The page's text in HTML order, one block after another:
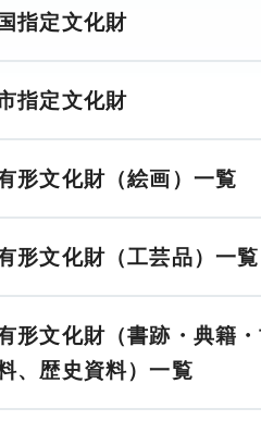
国指定文化財
指定文化財
形文化財（絵画）一覧
形文化財（工芸品）一覧
形文化財（書跡・典籍
、歴史資料）一覧